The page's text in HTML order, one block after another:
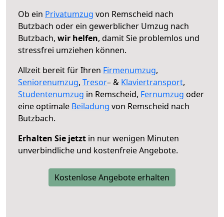
Ob ein Privatumzug von Remscheid nach
Butzbach oder ein gewerblicher Umzug nach
Butzbach, wir helfen, damit Sie problemlos und
stressfrei umziehen können.
Allzeit bereit für Ihren Firmenumzug,
Seniorenumzug, Tresor– & Klaviertransport,
Studentenumzug in Remscheid, Fernumzug oder
eine optimale Beiladung von Remscheid nach
Butzbach.
Erhalten Sie jetzt in nur wenigen Minuten
unverbindliche und kostenfreie Angebote.
Kostenlose Angebote erhalten